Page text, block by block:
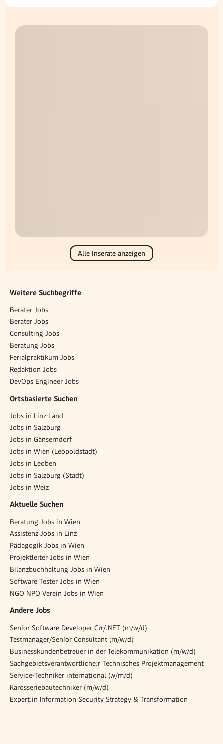
Alle Inserate anzeigen
Weitere Suchbegriffe
Berater Jobs
Berater Jobs
Consulting Jobs
Beratung Jobs
Ferialpraktikum Jobs
Redaktion Jobs
DevOps Engineer Jobs
Ortsbasierte Suchen
Jobs in Linz-Land
Jobs in Salzburg
Jobs in Gänserndorf
Jobs in Wien (Leopoldstadt)
Jobs in Leoben
Jobs in Salzburg (Stadt)
Jobs in Weiz
Aktuelle Suchen
Beratung Jobs in Wien
Assistenz Jobs in Linz
Pädagogik Jobs in Wien
Projektleiter Jobs in Wien
Bilanzbuchhaltung Jobs in Wien
Software Tester Jobs in Wien
NGO NPO Verein Jobs in Wien
Andere Jobs
Senior Software Developer C#/.NET (m/w/d)
Testmanager/Senior Consultant (m/w/d)
Businesskundenbetreuer in der Telekommunikation (m/w/d)
Sachgebietsverantwortliche:r Technisches Projektmanagement
Service-Techniker international (w/m/d)
Karosseriebautechniker (m/w/d)
Expert:in Information Security Strategy & Transformation